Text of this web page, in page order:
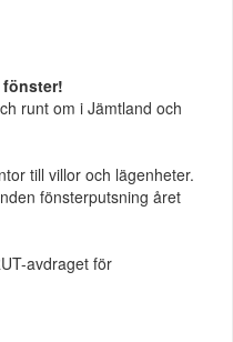
runt om i Jämtland och
till villor och lägenheter.
fönsterputsning året
avdraget för